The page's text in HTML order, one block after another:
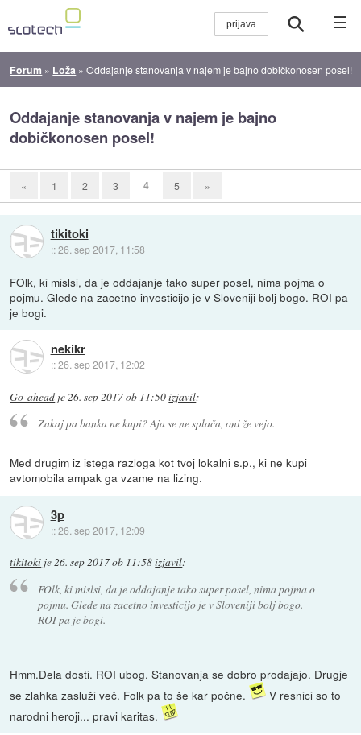
☰
Forum » Loža »Oddajanje stanovanja v najem je bajno dobičkonosen posel!
Oddajanje stanovanja v najem je bajno
dobičkonosen posel!
« 1 2 3 4 5 »
tikitoki
::26. sep 2017, 11:58
FOlk, ki mislsi, da je oddajanje tako super posel, nima pojma o
pojmu. Glede na zacetno investicijo je v Sloveniji bolj bogo. ROI pa
je bogi.
nekikr
::26. sep 2017, 12:02
Go-ahead je26. sep 2017 ob 11:50izjavil:
Zakaj pa banka ne kupi? Aja se ne splača, oni že vejo.
Med drugim iz istega razloga kot tvoj lokalni s.p., ki ne kupi
avtomobila ampak ga vzame na lizing.
3p
::26. sep 2017, 12:09
tikitoki je26. sep 2017 ob 11:58izjavil:
FOlk, ki mislsi, da je oddajanje tako super posel, nima pojma o
pojmu. Glede na zacetno investicijo je v Sloveniji bolj bogo.
ROI pa je bogi.
Hmm.Dela dosti. ROI ubog. Stanovanja se dobro prodajajo. Drugje
se zlahka zasluži več. Folk pa to še kar počne.
V resnici so to
narodni heroji... pravi karitas.